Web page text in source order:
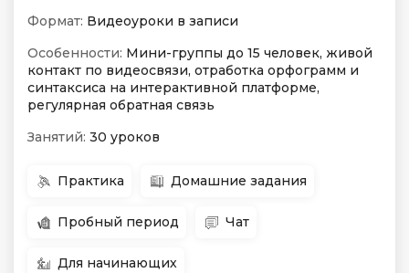
Формат: Видеоуроки в записи
Особенности: Мини-группы до 15 человек, живой
контакт по видеосвязи, отработка орфограмм и
синтаксиса на интерактивной платформе,
регулярная обратная связь
Занятий: 30 уроков
Практика Домашние задания
Пробный период Чат
Для начинающих